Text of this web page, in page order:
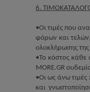
6.
•Οι τιμές που
φόρων και
ολοκλήρωσης της
•Το κόστος
MORE.GR
•Οι ως άνω
και